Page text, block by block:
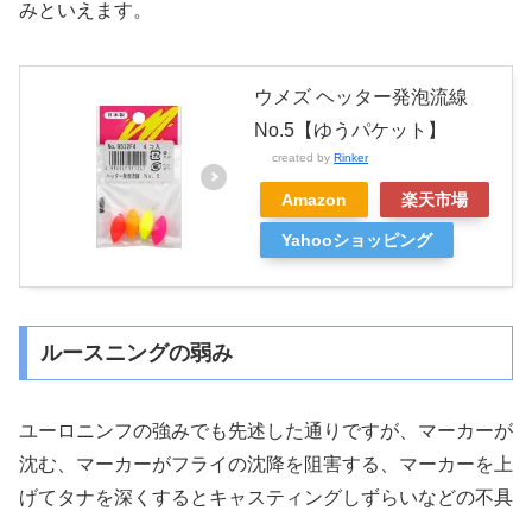
みといえます。
ウメズ ヘッター発泡流線
No.5【ゆうパケット】
created by Rinker
Amazon 楽天市場
Yahooショッピング
ルースニングの弱み
ユーロニンフの強みでも先述した通りですが、マーカーが
沈む、マーカーがフライの沈降を阻害する、マーカーを上
げてタナを深くするとキャスティングしずらいなどの不具